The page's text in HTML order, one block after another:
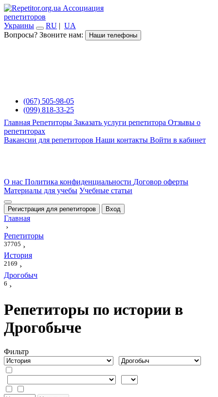
Ассоциация
репетиторов
Украины
RU | UA
Вопросы? Звоните нам:
Наши телефоны
(067) 505-98-05
(099) 818-33-25
Главная Репетиторы Заказать услуги репетитора Отзывы о
репетиторах
Вакансии для репетиторов Наши контакты Войти в кабинет
О нас Политика конфиденциальности Договор оферты
Материалы для учебы Учебные статьи
Регистрация для репетиторов Вход
Главная
›
Репетиторы
37705 ›
История
2169 ›
Дрогобыч
6 ›
Репетиторы по истории в
Дрогобыче
Фильтр